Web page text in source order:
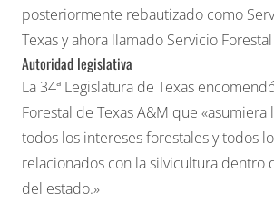
posteriormente rebautizado como
Texas y ahora llamado Servicio
Autoridad legislativa
La 34ª Legislatura de Texas
Forestal de Texas A&M que
todos los intereses forestales y todos
relacionados con la silvicultura dentro
del estado.»